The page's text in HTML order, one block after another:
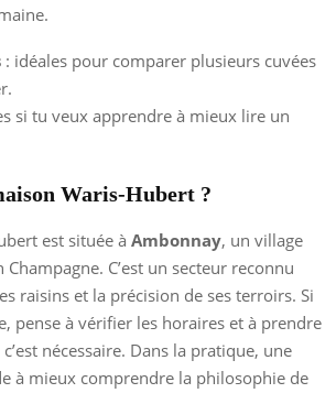
: idéales pour comparer plusieurs cuvées
si tu veux apprendre à mieux lire un
Waris-Hubert ?
est située à Ambonnay, un village
Champagne. C’est un secteur reconnu
raisins et la précision de ses terroirs. Si
pense à vérifier les horaires et à prendre
nécessaire. Dans la pratique, une
à mieux comprendre la philosophie de